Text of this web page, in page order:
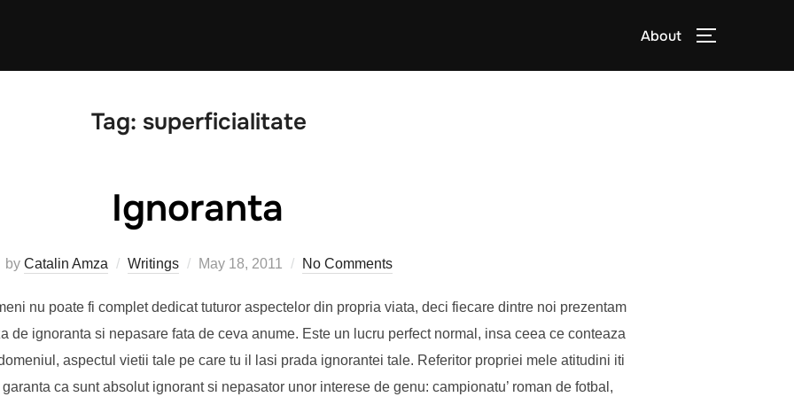
About TOGGLE
Tag: superficialitate
Ignoranta
by Catalin Amza Writings
Posted
May 18, 2011 No Comments
nu poate fi complet dedicat tuturor aspectelor din propria viata, deci fiecare dintre noi prezentam
de ignoranta si nepasare fata de ceva anume. Este un lucru perfect normal, insa ceea ce conteaza
aspectul vietii tale pe care tu il lasi prada ignorantei tale. Referitor propriei mele atitudini iti
garanta ca sunt absolut ignorant si nepasator unor interese de genu: campionatu’ roman de fotbal,